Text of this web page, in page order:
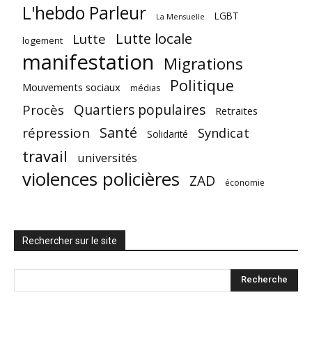
L'hebdo Parleur La Mensuelle
LGBT
logement
Lutte Lutte locale
manifestation Migrations
Mouvements sociaux médias Politique
Procès Quartiers populaires Retraites
répression Santé Solidarité Syndicat
travail universités
violences policières ZAD économie
Rechercher sur le site